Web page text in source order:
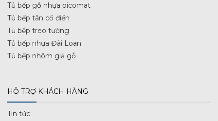
Tủ bếp gỗ nhựa picomat
Tủ bếp tân cổ điển
Tủ bếp treo tường
Tủ bếp nhựa Đài Loan
Tủ bếp nhôm giả gỗ
HỖ TRỢ KHÁCH HÀNG
Tin tức